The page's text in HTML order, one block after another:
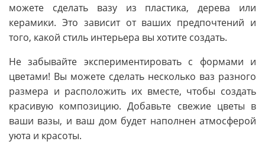
можете сделать вазу из пластика, дерева или
керамики. Это зависит от ваших предпочтений и
того, какой стиль интерьера вы хотите создать.
Не забывайте экспериментировать с формами и
цветами! Вы можете сделать несколько ваз разного
размера и расположить их вместе, чтобы создать
красивую композицию. Добавьте свежие цветы в
ваши вазы, и ваш дом будет наполнен атмосферой
уюта и красоты.